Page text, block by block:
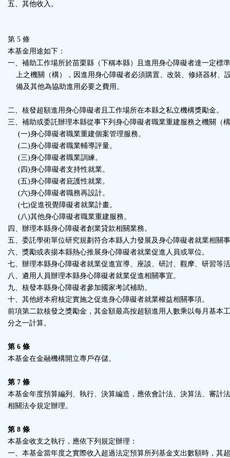
五、其他收入。
第 5 條
本基金用途如下：
一、補助工作場所於苗栗縣（下稱本縣）且進用身心障礙者達一定標
上之機關（構），因進用身心障礙者必須購置、改裝、修繕器材、
備及其他為協助進用必要之費用。
二、核發超額進用身心障礙者且工作場所在本縣之私立機構獎勵金。
三、補助或委託辦理本縣從事下列身心障礙者職業重建服務之機關（
(一)身心障礙者職業重建個案管理服務。
(二)身心障礙者職業輔導評量。
(三)身心障礙者職業訓練。
(四)身心障礙者支持性就業。
(五)身心障礙者庇護性就業。
(六)身心障礙者職務再設計。
(七)促進視覺障礙者就業計畫。
(八)其他身心障礙者職業重建服務。
四、辦理本縣身心障礙者創業貸款相關業務。
五、委託學術單位研究規劃符合本縣人力發展及身心障礙者就業相關
六、獎勵或表揚本縣熱心推展身心障礙者就業促進人員或單位。
七、辦理本縣身心障礙者就業促進宣導、座談、研討、觀摩、研習等
八、遴用人員辦理本縣身心障礙者就業促進相關事宜。
九、核發本縣身心障礙者參加國家考試補助。
十、其他經本府核定實施之促進身心障礙者就業權益相關事項。
前項第二款核發之獎勵金，其金額最高按超額進用人數乘以每月基本
分之一計算。
第 6 條
本基金在金融機構開立專戶存儲。
第 7 條
本基金年度預算編列、執行、決算編造，應依會計法、決算法、審計
相關法令規定辦理。
第 8 條
本基金收支之執行，應依下列規定辦理：
一、本基金當年度之實際收入超過法定預算所列基金支出數額時，其